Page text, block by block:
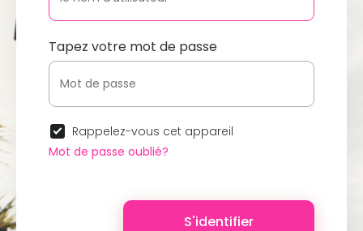
Tapez votre mot de passe
Rappelez-vous cet appareil
Mot de passe oublié?
S'identifier